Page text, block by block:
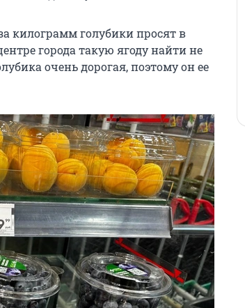
килограмм голубики просят в
города такую ягоду найти не
очень дорогая, поэтому он ее